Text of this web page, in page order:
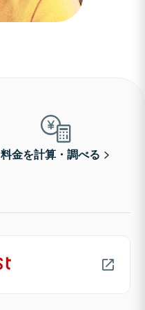
料金を計算・調べる